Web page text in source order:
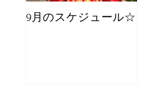
9月のスケジュール☆